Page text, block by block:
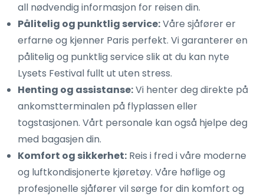
all nødvendig informasjon for reisen din.
Pålitelig og punktlig service:Våre sjåfører er
erfarne og kjenner Paris perfekt. Vi garanterer en
pålitelig og punktlig service slik at du kan nyte
Lysets Festival fullt ut uten stress.
Henting og assistanse:Vi henter deg direkte på
ankomstterminalen på flyplassen eller
togstasjonen. Vårt personale kan også hjelpe deg
med bagasjen din.
Komfort og sikkerhet: Reis i fred i våre moderne
og luftkondisjonerte kjøretøy. Våre høflige og
profesjonelle sjåfører vil sørge for din komfort og